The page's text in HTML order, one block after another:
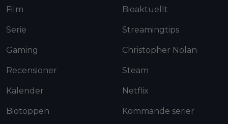
Film
Serie
Gaming
Recensioner
Kalender
Biotoppen
Bioaktuellt
Streamingtips
Christopher Nolan
Steam
Netflix
Kommande serier